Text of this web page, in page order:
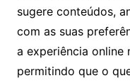
sugere conteúdos,
com as suas
a experiência online
permitindo que o